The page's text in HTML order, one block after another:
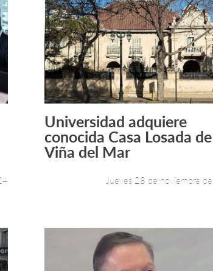
Leer más
Universidad adquiere
conocida Casa Losada de
Viña del Mar
Jueves 28 de noviembre